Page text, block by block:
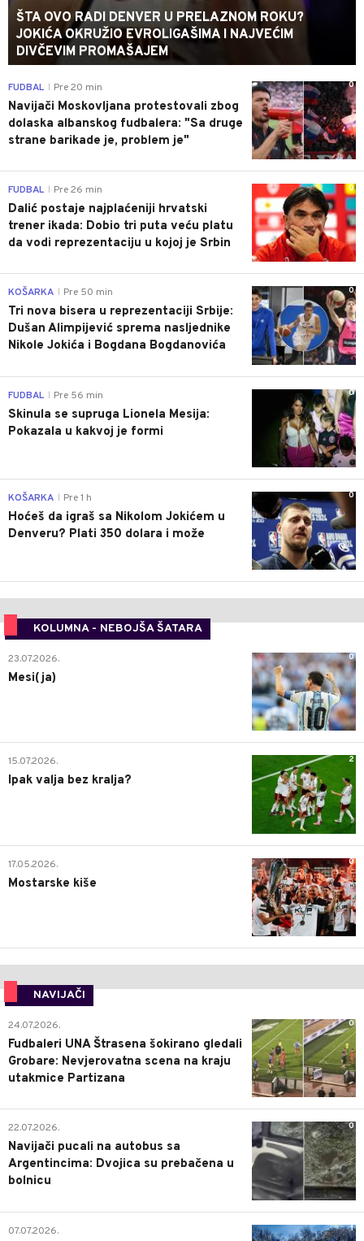
ŠTA OVO RADI DENVER U PRELAZNOM ROKU?
JOKIĆA OKRUŽIO EVROLIGAŠIMA I NAJVEĆIM
DIVČEVIM PROMAŠAJEM
0
FUDBAL Pre 20 min
Navijači Moskovljana protestovali zbog
dolaska albanskog fudbalera: "Sa druge
strane barikade je, problem je"
0
FUDBAL Pre 26 min
Dalić postaje najplaćeniji hrvatski
trener ikada: Dobio tri puta veću platu
da vodi reprezentaciju u kojoj je Srbin
0
KOŠARKA Pre 50 min
Tri nova bisera u reprezentaciji Srbije:
Dušan Alimpijević sprema nasljednike
Nikole Jokića i Bogdana Bogdanovića
0
FUDBAL Pre 56 min
Skinula se supruga Lionela Mesija:
Pokazala u kakvoj je formi
0
KOŠARKA Pre 1 h
Hoćeš da igraš sa Nikolom Jokićem u
Denveru? Plati 350 dolara i može
KOLUMNA - NEBOJŠA ŠATARA
0
23.07.2026.
Mesi(ja)
2
15.07.2026.
Ipak valja bez kralja?
0
17.05.2026.
Mostarske kiše
NAVIJAČI
0
24.07.2026.
Fudbaleri UNA Štrasena šokirano gledali
Grobare: Nevjerovatna scena na kraju
utakmice Partizana
0
22.07.2026.
Navijači pucali na autobus sa
Argentincima: Dvojica su prebačena u
bolnicu
1
07.07.2026.